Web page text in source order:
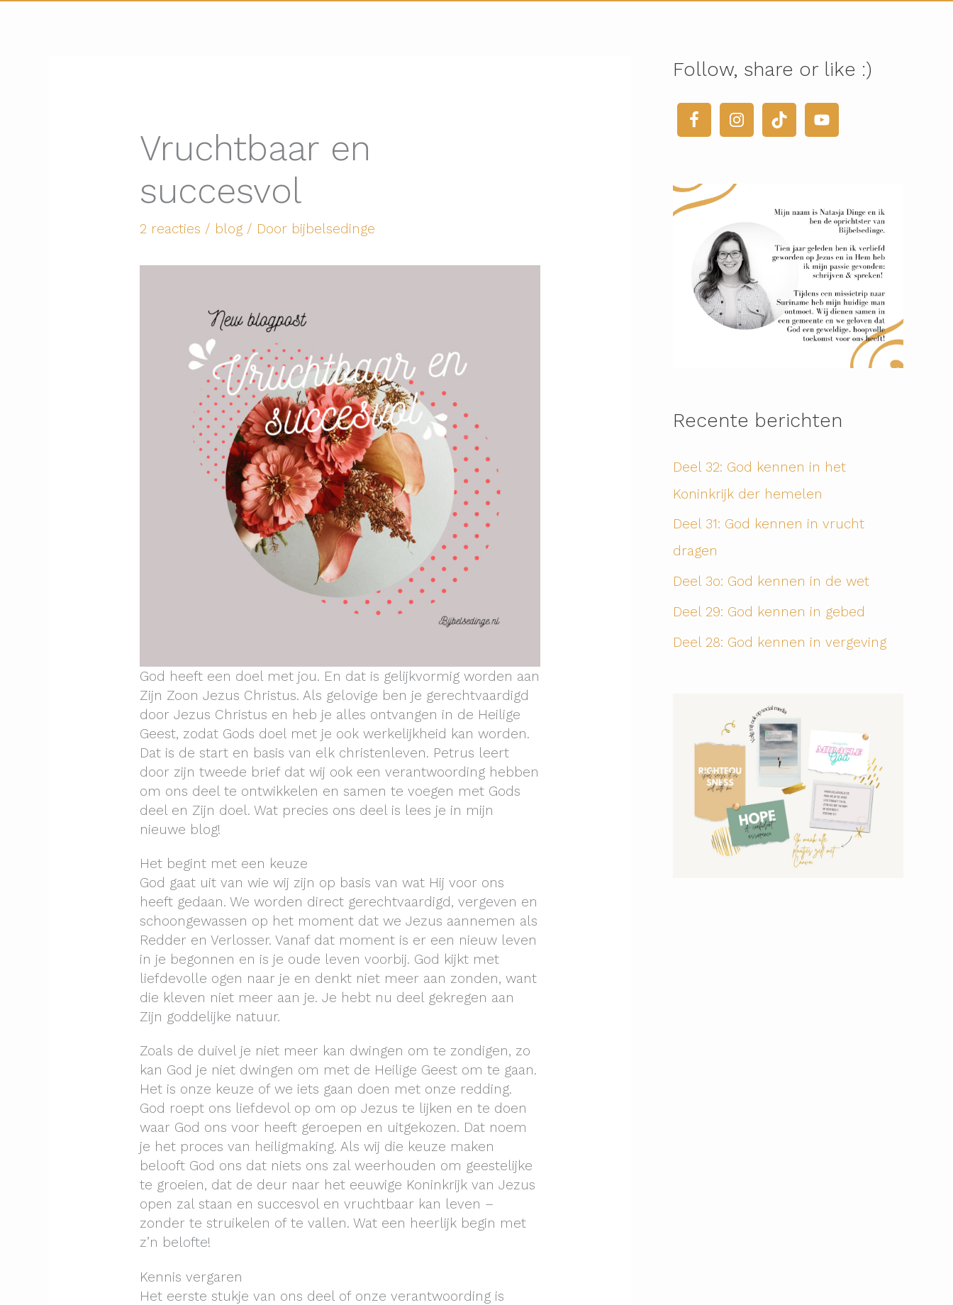
Vruchtbaar en
succesvol
2 reacties / blog/ Door bijbelsedinge
God heeft een doel met jou. En dat is gelijkvormig worden aan
Zijn Zoon Jezus Christus. Als gelovige ben je gerechtvaardigd
door Jezus Christus en heb je alles ontvangen in de Heilige
Geest, zodat Gods doel met je ook werkelijkheid kan worden.
Dat is de start en basis van elk christenleven. Petrus leert
door zijn tweede brief dat wij ook een verantwoording hebben
om ons deel te ontwikkelen en samen te voegen met Gods
deel en Zijn doel. Wat precies ons deel is lees je in mijn
nieuwe blog!
Het begint met een keuze
God gaat uit van wie wij zijn op basis van wat Hij voor ons
heeft gedaan. We worden direct gerechtvaardigd, vergeven en
schoongewassen op het moment dat we Jezus aannemen als
Redder en Verlosser. Vanaf dat moment is er een nieuw leven
in je begonnen en is je oude leven voorbij. God kijkt met
liefdevolle ogen naar je en denkt niet meer aan zonden, want
die kleven niet meer aan je. Je hebt nu deel gekregen aan
Zijn goddelijke natuur.
Zoals de duivel je niet meer kan dwingen om te zondigen, zo
kan God je niet dwingen om met de Heilige Geest om te gaan.
Het is onze keuze of we iets gaan doen met onze redding.
God roept ons liefdevol op om op Jezus te lijken en te doen
waar God ons voor heeft geroepen en uitgekozen. Dat noem
je het proces van heiligmaking. Als wij die keuze maken
belooft God ons dat niets ons zal weerhouden om geestelijke
te groeien, dat de deur naar het eeuwige Koninkrijk van Jezus
open zal staan en succesvol en vruchtbaar kan leven –
zonder te struikelen of te vallen. Wat een heerlijk begin met
z’n belofte!
Kennis vergaren
Het eerste stukje van ons deel of onze verantwoording is
Follow, share or like :)
Recente berichten
Deel 32: God kennen in het
Koninkrijk der hemelen
Deel 31: God kennen in vrucht
dragen
Deel 3o: God kennen in de wet
Deel 29: God kennen in gebed
Deel 28: God kennen in vergeving